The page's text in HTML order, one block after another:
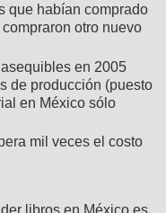
que habían comprado
otro nuevo
en 2005
de producción (puesto
en México sólo
mil veces el costo